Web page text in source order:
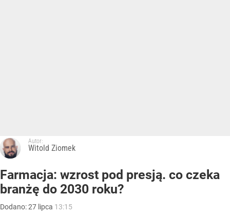
Autor:
Witold Ziomek
Farmacja: wzrost pod presją. co czeka
branżę do 2030 roku?
Dodano:27 lipca 13:15